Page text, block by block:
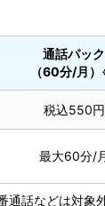
通話パック
（60分/月
税込550円
最大60分/
通話などは対象